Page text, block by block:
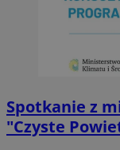
Spotkanie z
"Czyste